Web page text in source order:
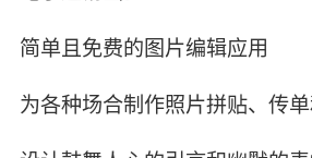
简单且免费的图片编辑应用
为各种场合制作照片拼贴、传